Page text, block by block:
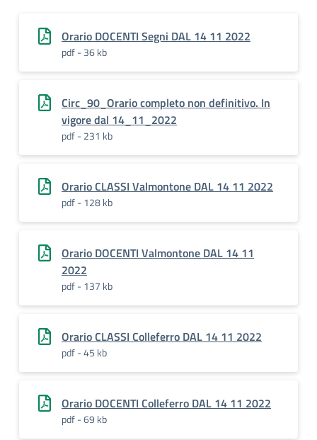
Orario DOCENTI Segni DAL 14 11 2022
pdf - 36 kb
Circ_90_Orario completo non definitivo. In
vigore dal 14_11_2022
pdf - 231 kb
Orario CLASSI Valmontone DAL 14 11 2022
pdf - 128 kb
Orario DOCENTI Valmontone DAL 14 11
2022
pdf - 137 kb
Orario CLASSI Colleferro DAL 14 11 2022
pdf - 45 kb
Orario DOCENTI Colleferro DAL 14 11 2022
pdf - 69 kb